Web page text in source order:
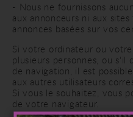
- Nous ne fournissons
aux annonceurs ni aux
annonces basées sur vos
Si votre ordinateur ou
plusieurs personnes, ou s'il
de navigation, il est
aux autres utilisateurs
Si vous le souhaitez, vous
de votre navigateur.